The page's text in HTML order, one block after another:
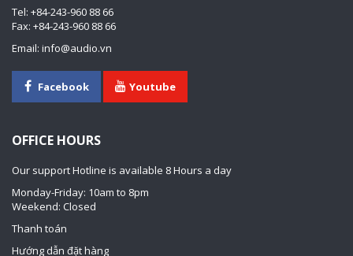
Tel: +84-243-960 88 66
Fax: +84-243-960 88 66
Email: info@audio.vn
Facebook Youtube
OFFICE HOURS
Our support Hotline is available 8 Hours a day
Monday-Friday: 10am to 8pm
Weekend: Closed
Thanh toán
Hướng dẫn đặt hàng